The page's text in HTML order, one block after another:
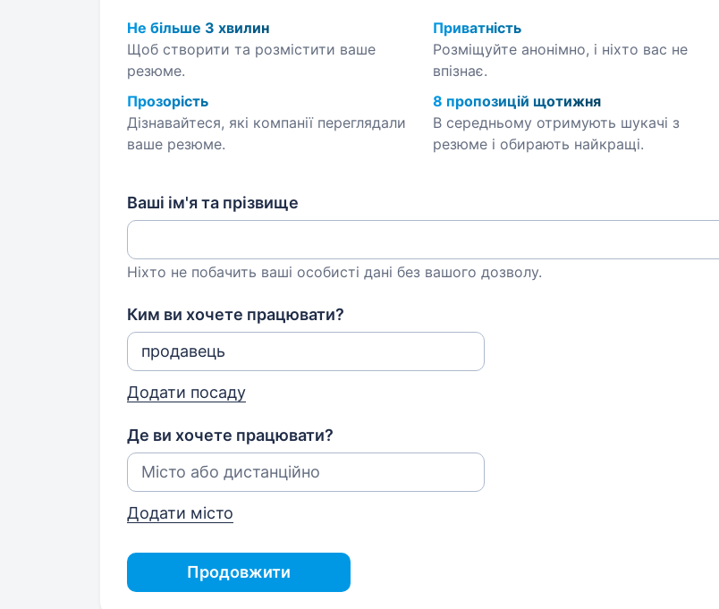
Не більше 3 хвилин
Щоб створити та розмістити ваше
резюме.
Приватність
Розміщуйте анонімно, і ніхто вас не
впізнає.
Прозорість
Дізнавайтеся, які компанії переглядали
ваше резюме.
8 пропозицій щотижня
В середньому отримують шукачі з
резюме і обирають найкращі.
Ваші ім'я та прізвище
Ніхто не побачить ваші особисті дані без вашого дозволу.
Ким ви хочете працювати?
Додати посаду
Де ви хочете працювати?
Додати місто
Продовжити